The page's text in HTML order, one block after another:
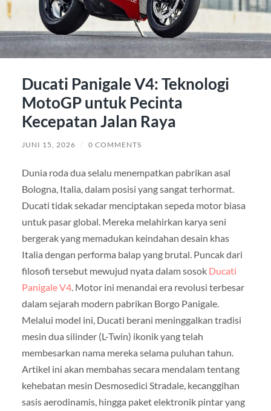
Ducati Panigale V4: Teknologi
MotoGP untuk Pecinta
Kecepatan Jalan Raya
JUNI 15, 2026 / 0 COMMENTS
Dunia roda dua selalu menempatkan pabrikan asal
Bologna, Italia, dalam posisi yang sangat terhormat.
Ducati tidak sekadar menciptakan sepeda motor biasa
untuk pasar global. Mereka melahirkan karya seni
bergerak yang memadukan keindahan desain khas
Italia dengan performa balap yang brutal. Puncak dari
filosofi tersebut mewujud nyata dalam sosok Ducati
Panigale V4. Motor ini menandai era revolusi terbesar
dalam sejarah modern pabrikan Borgo Panigale.
Melalui model ini, Ducati berani meninggalkan tradisi
mesin dua silinder (L-Twin) ikonik yang telah
membesarkan nama mereka selama puluhan tahun.
Artikel ini akan membahas secara mendalam tentang
kehebatan mesin Desmosedici Stradale, kecanggihan
sasis aerodinamis, hingga paket elektronik pintar yang